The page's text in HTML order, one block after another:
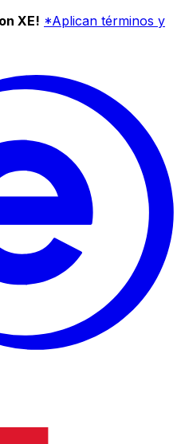
XE! *Aplican términos y